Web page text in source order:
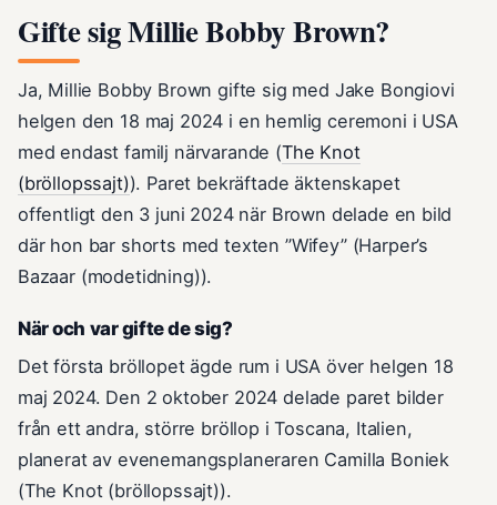
Gifte sig Millie Bobby Brown?
Ja, Millie Bobby Brown gifte sig med Jake Bongiovi
helgen den 18 maj 2024 i en hemlig ceremoni i USA
med endast familj närvarande (The Knot
(bröllopssajt)). Paret bekräftade äktenskapet
offentligt den 3 juni 2024 när Brown delade en bild
där hon bar shorts med texten ”Wifey” (Harper’s
Bazaar (modetidning)).
När och var gifte de sig?
Det första bröllopet ägde rum i USA över helgen 18
maj 2024. Den 2 oktober 2024 delade paret bilder
från ett andra, större bröllop i Toscana, Italien,
planerat av evenemangsplaneraren Camilla Boniek
(The Knot (bröllopssajt)).